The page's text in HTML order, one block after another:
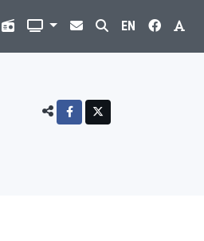
EN